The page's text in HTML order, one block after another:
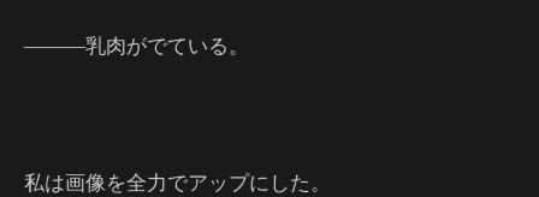
―――乳肉がでている。
私は画像を全力でアップにした。